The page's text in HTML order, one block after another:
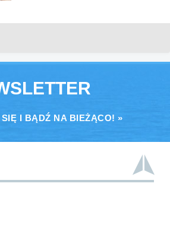
I BĄDŹ NA BIEŻĄCO! »